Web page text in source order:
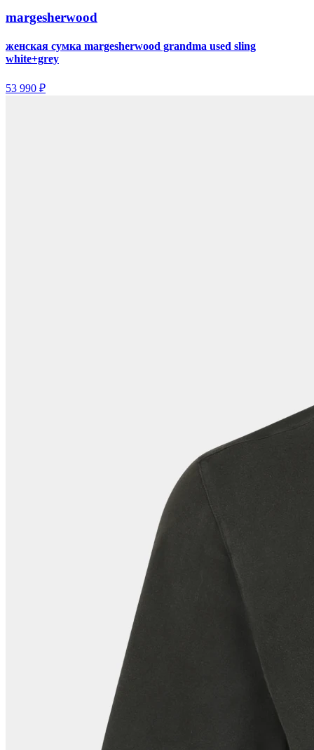
margesherwood
женская сумка margesherwood grandma used sling
white+grey
53 990 ₽